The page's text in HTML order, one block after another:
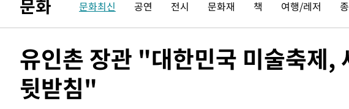
병태 후임
-19203초 전 >
[속보]국힘 윤리위, '돌려차기 발언' 진종오·서범수 징계 절차 개시
-14528초 전 >[속보] 7월 중국 수출 23.9%↑ 수입 27.5%↑…무역총액
-11554초 전 >[속보]종합특검, '관저이전 봐주기 감사' 유병호 구속기소
-8154초 전 >민주 콩고 에볼라환자 4천명 돌파, 4053명 발생 1850명 사망
-7404초 전 >[속보]'300억원대 사기 혐의' 차가원 대표 구속 송치
문화 문화최신 공연 전시 문화재 책 여행/레저
유인촌 장관 "대한민국 미술축제,
뒷받침"